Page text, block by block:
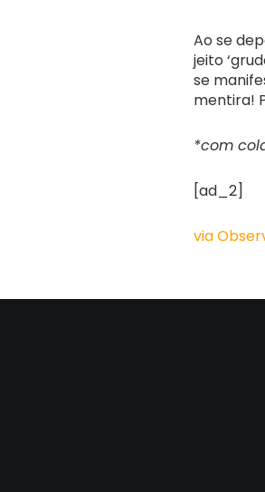
Ao se
jeito
se
mentira!
*com
[ad_2]
via